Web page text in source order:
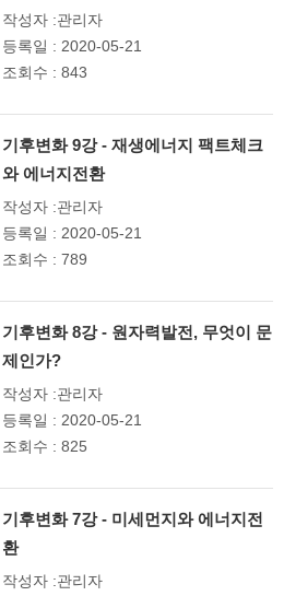
작성자 :관리자
등록일 : 2020-05-21
조회수 : 843
기후변화 9강 - 재생에너지 팩트체크
와 에너지전환
작성자 :관리자
등록일 : 2020-05-21
조회수 : 789
기후변화 8강 - 원자력발전, 무엇이 문
제인가?
작성자 :관리자
등록일 : 2020-05-21
조회수 : 825
기후변화 7강 - 미세먼지와 에너지전
환
작성자 :관리자